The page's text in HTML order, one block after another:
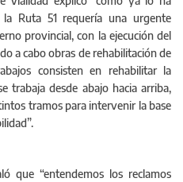
Ruta 51 requería una urgente
provincial, con la ejecución del
a cabo obras de rehabilitación de
consisten en rehabilitar la
trabaja desde abajo hacia arriba,
tramos para intervenir la base
que “entendemos los reclamos